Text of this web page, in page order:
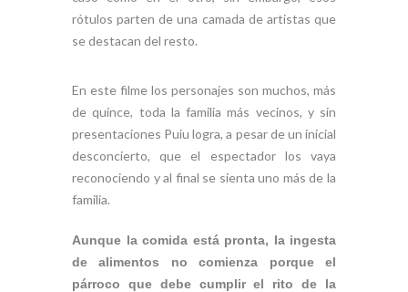
rótulos parten de una camada de artistas que
se destacan del resto.
En este filme los personajes son muchos, más
de quince, toda la familia más vecinos, y sin
presentaciones Puiu logra, a pesar de un inicial
desconcierto, que el espectador los vaya
reconociendo y al final se sienta uno más de la
familia.
Aunque la comida está pronta, la ingesta
de alimentos no comienza porque el
párroco que debe cumplir el rito de la